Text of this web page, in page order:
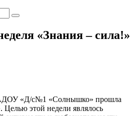
«Знания – сила!»
«Д/с№1 «Солнышко» прошла
Целью этой недели являлось